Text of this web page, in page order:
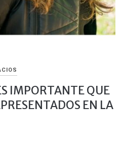
IMPORTANTE QUE
EN LA